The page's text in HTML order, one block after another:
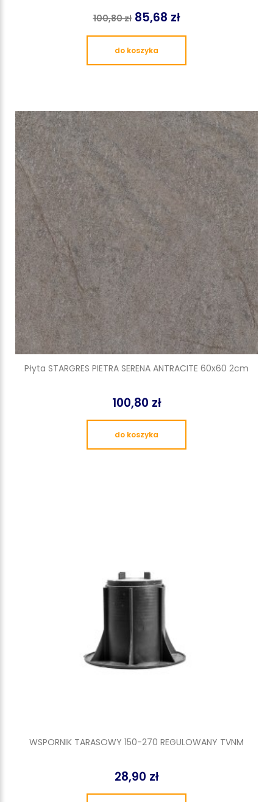
100,80 zł 85,68 zł
do koszyka
Płyta STARGRES PIETRA SERENA ANTRACITE 60x60 2cm
100,80 zł
do koszyka
WSPORNIK TARASOWY 150-270 REGULOWANY TVNM
28,90 zł